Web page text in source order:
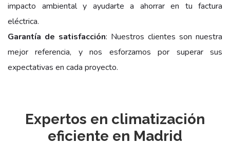
impacto ambiental y ayudarte a ahorrar en tu factura
eléctrica.
Garantía de satisfacción: Nuestros clientes son nuestra
mejor referencia, y nos esforzamos por superar sus
expectativas en cada proyecto.
Expertos en climatización
eficiente en Madrid